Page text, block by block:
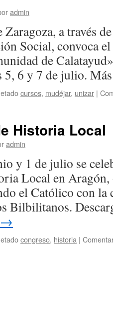
patrimonio
la
Comunidad
Calatayud
admin
a través
Social, convoca
de
5, 6 y 7 de julio.
cursos, mudéjar, unizar |
Historia Local
admin
y 1 de julio se
Local en
el Católico con la
Bilbilitanos.
→
congreso, historia |